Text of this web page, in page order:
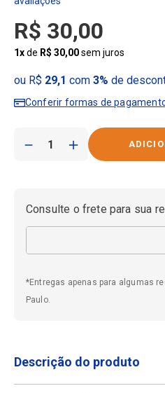
R$ 30,00
1xde R$ 30,00sem juros
ou R$ 29,1 com 3% de
Conferir formas de
＋
－
Consulte o frete para sua
*Entregas apenas para algumas
Paulo.
Descrição do produto